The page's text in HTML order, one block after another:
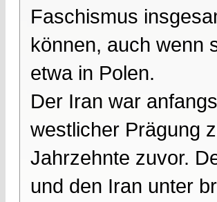
Faschismus
können, auch wenn
etwa in Polen.
Der Iran war
westlicher Prägung
Jahrzehnte zuvor.
und den Iran unter